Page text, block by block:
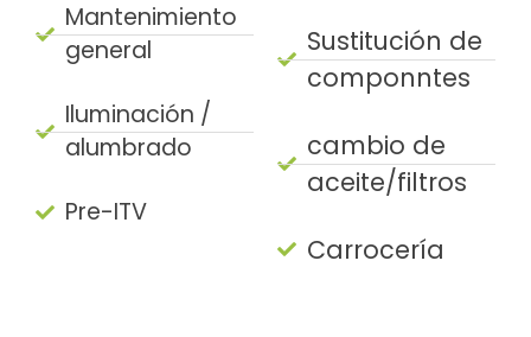
Mantenimiento
general
Iluminación /
alumbrado
Pre-ITV
Sustitución de
componntes
cambio de
aceite/filtros
Carrocería